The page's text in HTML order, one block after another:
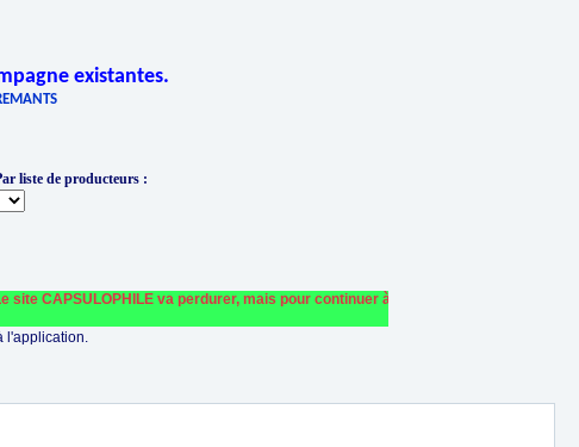
existantes.
liste de producteurs :
site CAPSULOPHILE va perdurer, mais pour continuer à le faire fonctionner et le
l'application.